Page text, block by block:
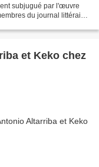
subjugué par l'œuvre
du journal littéraire
chez